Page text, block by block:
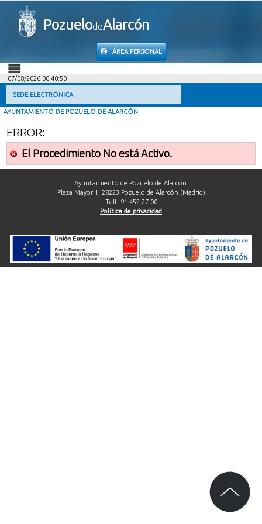
PozuelodeAlarcón
ÁREA PERSONAL
INICIO
MI CARPETA
INFORMACIÓN MUNICIPAL
AYUDA
07/08/2026 06:40:50
SEDE ELECTRÓNICA
AYUNTAMIENTO DE POZUELO DE ALARCÓN
ERROR:
El Procedimiento No está Activo.
Ayuntamiento de Pozuelo de Alarcón.
Plaza Mayor 1, 28223 Pozuelo de Alarcón (Madrid)
Telf. 91 452 27 00
Política de privacidad